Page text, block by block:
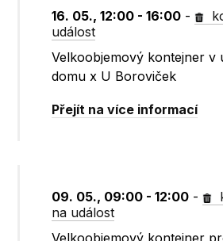
16. 05., 12:00 - 16:00 -
událost
Velkoobjemový kontejner v
domu x U Boroviček
Přejít na více informací
09. 05., 09:00 - 12:00 -
na událost
Velkoobjemový kontejner